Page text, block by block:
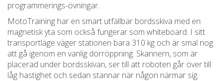
programmerings-övningar.
MotoTraining har en smart utfällbar bordsskiva med en
magnetisk yta som också fungerar som whiteboard. I sitt
transportläge väger stationen bara 310 kg och är smal nog
att gå igenom en vanlig dörröppning. Skannern, som är
placerad under bordsskivan, ser till att roboten går över till
låg hastighet och sedan stannar när någon närmar sig.